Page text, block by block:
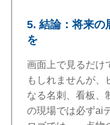
5. 結論：将来の
を
画面上で見るだけ
もしれませんが、
なる名刺、看板、
の現場では必ずai